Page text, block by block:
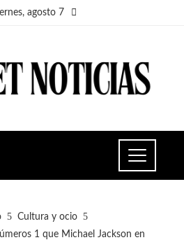
agosto 7
Cultura y ocio
1 que Michael Jackson en